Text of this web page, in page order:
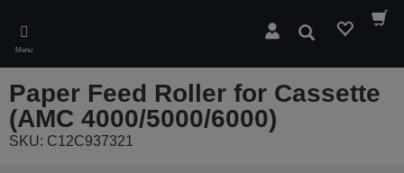
main
content
Menu
Pesquisar
Paper Feed Roller for Cassette
(AMC 4000/5000/6000)
SKU: C12C937321